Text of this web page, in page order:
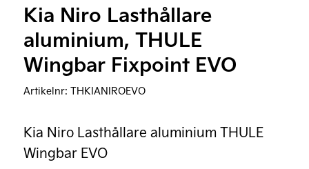
Kia Niro Lasthållare
aluminium, THULE
Wingbar Fixpoint EVO
Artikelnr: THKIANIROEVO
Kia Niro Lasthållare aluminium THULE
Wingbar EVO